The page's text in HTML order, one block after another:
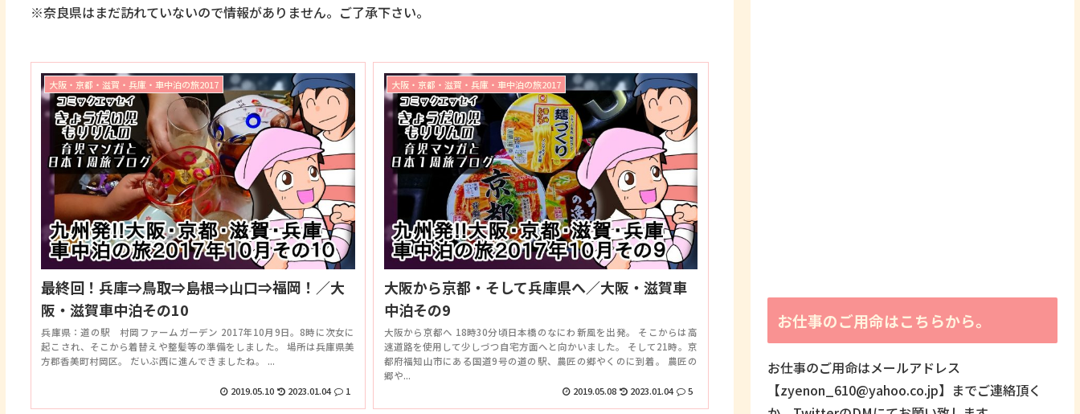
※奈良県はまだ訪れていないので情報がありません。ご了承下さい。
大阪・京都・滋賀・兵庫・車中泊の旅2017
最終回！兵庫⇒鳥取⇒島根⇒山口⇒福岡！／大
阪・滋賀車中泊その10
兵庫県：道の駅 村岡ファームガーデン 2017年10月9日。8時に次女に
起こされ、そこから着替えや整髪等の準備をしました。 場所は兵庫県美
方郡香美町村岡区。 だいぶ西に進んできましたね。 ...
2019.05.10 2023.01.04 1
大阪・京都・滋賀・兵庫・車中泊の旅2017
大阪から京都・そして兵庫県へ／大阪・滋賀車
中泊その9
大阪から京都へ 18時30分頃日本橋のなにわ新風を出発。 そこからは高
速道路を使用して少しづつ自宅方面へと向かいました。 そして21時。京
都府福知山市にある国道9号の道の駅、農匠の郷やくのに到着。 農匠の
郷や...
2019.05.08
2023.01.04 5
お仕事のご用命はこちらから。
お仕事のご用命はメールアドレス
【zyenon_610@yahoo.co.jp】までご連絡頂く